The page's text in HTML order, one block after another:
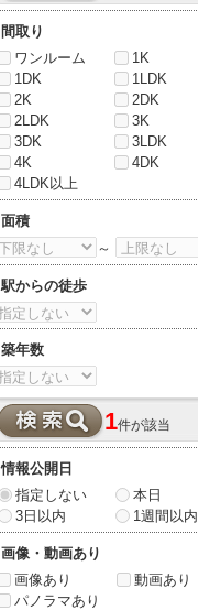
間取り
ワンルーム
1K
1DK
1LDK
2K
2DK
2LDK
3K
3DK
3LDK
4K
4DK
4LDK以上
面積
～
駅からの徒歩
築年数
1件が該当
情報公開日
指定しない
本日
3日以内
1週間以内
画像・動画あり
画像あり
動画あり
パノラマあり